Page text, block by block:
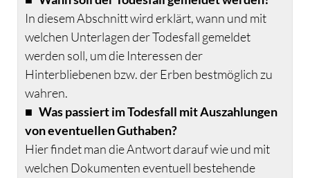
In diesem Abschnitt wird erklärt, wann und mit
welchen Unterlagen der Todesfall gemeldet
werden soll, um die Interessen der
Hinterbliebenen bzw. der Erben bestmöglich zu
wahren.
■ Was passiert im Todesfall mit Auszahlungen
von eventuellen Guthaben?
Hier findet man die Antwort darauf wie und mit
welchen Dokumenten eventuell bestehende